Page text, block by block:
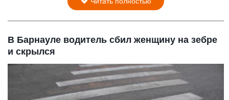
В Барнауле водитель сбил женщину на зебре
и скрылся